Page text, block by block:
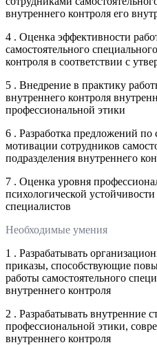
внутреннего контроля его
4 . Оценка эффективности
самостоятельного
контроля в соответствии с
5 . Внедрение в практику
внутреннего контроля
профессиональной этики
6 . Разработка предложений
мотивации сотрудников
подразделения внутреннего
7 . Оценка уровня
психологической
специалистов
Необходимые умения
1 . Разрабатывать
приказы, способствующие
работы самостоятельного
внутреннего контроля
2 . Разрабатывать внутренние
профессиональной этики,
внутреннего контроля